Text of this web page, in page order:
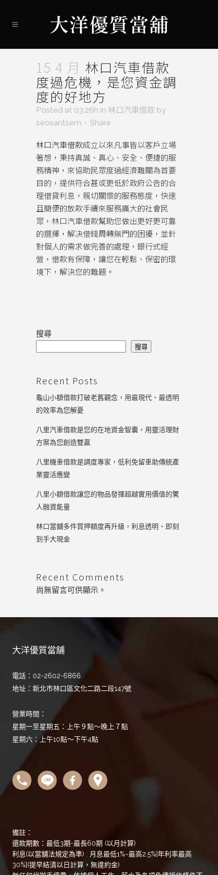
15 4 月 林口汽車借款
度過危機，是您資金調
度的好地方
Posted at 03:26h in 林口汽車借款 by
seosantsem
Share
林口汽車借款成立以來凡事皆以客戶立場
著想，秉持真誠、真心、安全、便捷的服
務精神，來協助民眾度過經濟難關為首要
目的，提供符合甚或更低於政府公告的合
理借貸利息，親切關懷的服務態度，快速
且簡便的放款手續來服務廣大的社會民
眾，林口汽車借款幫助您做出更好更可靠
的選擇，解决借錢周轉無門的困擾，並針
對個人的需求做完善的處理，銀行式經
營，借款有保障，讓您在輕鬆、保密的環
境下，解決您的難題。
搜尋
搜尋
Recent Posts
龜山小額借款打破老舊觀念，用最現代、最透明
的效率為您解憂
八里汽車借款是您的在地資金智囊，用靈活理財
方案為您創造雙贏
八里機車借款是調度專家，低利免留車助傳統產
業靈活應變
八里小額借款讓您的物品發揮超越實用價值的驚
人融資能量
林口當舖多件質押額度再升級，利息透明、即刻
到手大現金
Recent Comments
尚無留言可供顯示。
大洋優質當舖
電話：02-2602-6866
地址：新北市林口區文化二路二段147號
營業時間：
星期一至星期五：上午９點～晚上７點
星期六：上午10點～下午4點
備註：
還款期數：最低3期-最長60期 (以月計算)
利息(以當舖法規定為準) : 月息最低1%~最高2.5%[年利率最高
30%](提早結清以日計算，無違約金)